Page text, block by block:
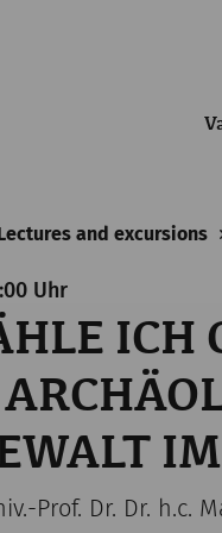
and excursions
Uhr
ICH
Prof. Dr. Dr. h.c.